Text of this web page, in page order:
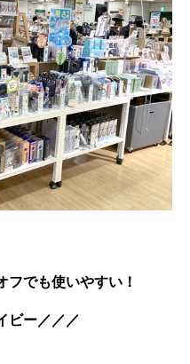
でも使いやすい！
ビー／／／